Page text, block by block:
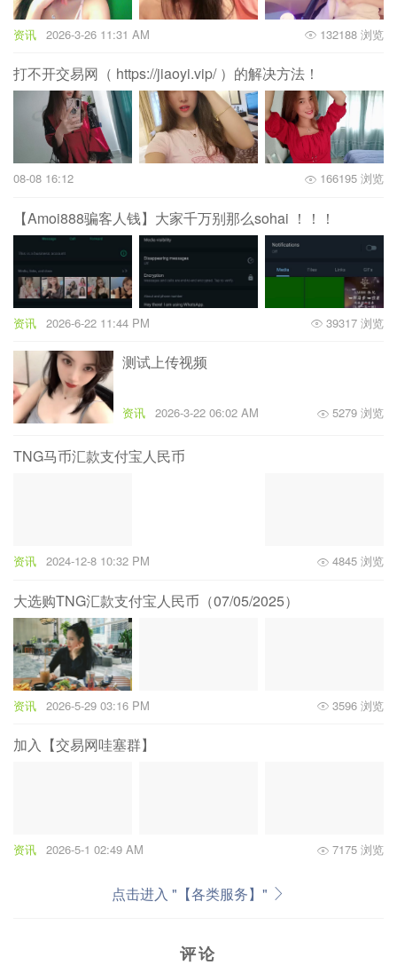
资讯 2026-3-26 11:31 AM 132188 浏览
打不开交易网（ https://jiaoyi.vip/ ）的解决方法！
08-08 16:12 166195 浏览
【Amoi888骗客人钱】大家千万别那么sohai ！！！
资讯 2026-6-22 11:44 PM 39317 浏览
测试上传视频
资讯 2026-3-22 06:02 AM 5279 浏览
TNG马币汇款支付宝人民币
资讯 2024-12-8 10:32 PM 4845 浏览
大选购TNG汇款支付宝人民币（07/05/2025）
资讯 2026-5-29 03:16 PM 3596 浏览
加入【交易网哇塞群】
资讯 2026-5-1 02:49 AM 7175 浏览
点击进入 "【各类服务】"
评论